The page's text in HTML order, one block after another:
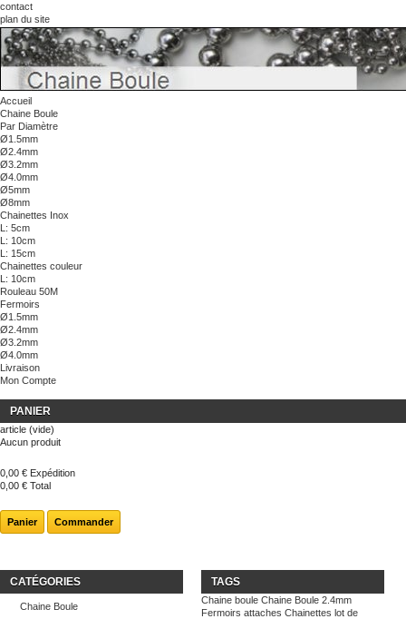
contact
plan du site
Panier :(vide)
Votre compte
BienvenueIdentifiez-vous
Accueil
Chaine Boule
Par Diamètre
Ø1.5mm
Ø2.4mm
Ø3.2mm
Ø4.0mm
Ø5mm
Ø8mm
Chainettes Inox
L: 5cm
L: 10cm
L: 15cm
Chainettes couleur
L: 10cm
Rouleau 50M
Fermoirs
Ø1.5mm
Ø2.4mm
Ø3.2mm
Ø4.0mm
Livraison
Mon Compte
PANIER
article (vide)
Aucun produit
0,00 € Expédition
0,00 € Total
Panier Commander
CATÉGORIES
Chaine Boule
TAGS
Chaine boule Chaine Boule 2.4mm
Fermoirs attaches Chainettes lot de